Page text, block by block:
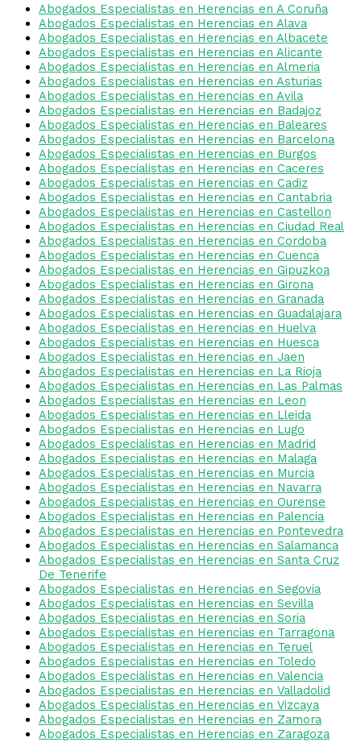
Abogados Especialistas en Herencias en A Coruña
Abogados Especialistas en Herencias en Alava
Abogados Especialistas en Herencias en Albacete
Abogados Especialistas en Herencias en Alicante
Abogados Especialistas en Herencias en Almeria
Abogados Especialistas en Herencias en Asturias
Abogados Especialistas en Herencias en Avila
Abogados Especialistas en Herencias en Badajoz
Abogados Especialistas en Herencias en Baleares
Abogados Especialistas en Herencias en Barcelona
Abogados Especialistas en Herencias en Burgos
Abogados Especialistas en Herencias en Caceres
Abogados Especialistas en Herencias en Cadiz
Abogados Especialistas en Herencias en Cantabria
Abogados Especialistas en Herencias en Castellon
Abogados Especialistas en Herencias en Ciudad Real
Abogados Especialistas en Herencias en Cordoba
Abogados Especialistas en Herencias en Cuenca
Abogados Especialistas en Herencias en Gipuzkoa
Abogados Especialistas en Herencias en Girona
Abogados Especialistas en Herencias en Granada
Abogados Especialistas en Herencias en Guadalajara
Abogados Especialistas en Herencias en Huelva
Abogados Especialistas en Herencias en Huesca
Abogados Especialistas en Herencias en Jaen
Abogados Especialistas en Herencias en La Rioja
Abogados Especialistas en Herencias en Las Palmas
Abogados Especialistas en Herencias en Leon
Abogados Especialistas en Herencias en Lleida
Abogados Especialistas en Herencias en Lugo
Abogados Especialistas en Herencias en Madrid
Abogados Especialistas en Herencias en Malaga
Abogados Especialistas en Herencias en Murcia
Abogados Especialistas en Herencias en Navarra
Abogados Especialistas en Herencias en Ourense
Abogados Especialistas en Herencias en Palencia
Abogados Especialistas en Herencias en Pontevedra
Abogados Especialistas en Herencias en Salamanca
Abogados Especialistas en Herencias en Santa Cruz
De Tenerife
Abogados Especialistas en Herencias en Segovia
Abogados Especialistas en Herencias en Sevilla
Abogados Especialistas en Herencias en Soria
Abogados Especialistas en Herencias en Tarragona
Abogados Especialistas en Herencias en Teruel
Abogados Especialistas en Herencias en Toledo
Abogados Especialistas en Herencias en Valencia
Abogados Especialistas en Herencias en Valladolid
Abogados Especialistas en Herencias en Vizcaya
Abogados Especialistas en Herencias en Zamora
Abogados Especialistas en Herencias en Zaragoza